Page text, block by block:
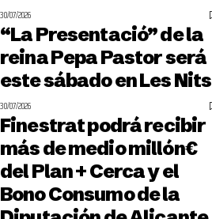
30/07/2026
“La Presentació” de la
reina Pepa Pastor será
este sábado en Les Nits
30/07/2026
Finestrat podrá recibir
más de medio millón€
del Plan + Cerca y el
Bono Consumo de la